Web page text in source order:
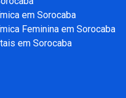
em Sorocaba
Feminina em Sorocaba
em Sorocaba